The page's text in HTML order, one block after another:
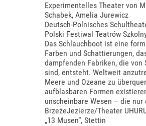
Experimentelles Theater von
Schabek, Amelia Jurewicz
Deutsch-Polnisches
Polski Festiwal Teatrów
Das Schlauchboot ist eine
Farben und Schattierungen,
dampfenden Fabriken, die von
sind, entsteht. Weltweit
Meere und Ozeane zu
aufblasbaren Formen
unscheinbare Wesen – die
BrzeżeJezierze/Theater
„13 Musen“, Stettin